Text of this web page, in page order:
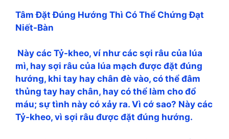
Tâm Đặt Đúng Hướng Thì Có Thể Chứng Đạt
Niết-Bàn
Này các Tỷ-kheo, ví như các sợi râu của lúa
mì, hay sợi râu của lúa mạch được đặt đúng
hướng, khi tay hay chân đè vào, có thể đâm
thủng tay hay chân, hay có thể làm cho đổ
máu; sự tình này có xảy ra. Vì cớ sao? Này các
Tỷ-kheo, vì sợi râu được đặt đúng hướng.